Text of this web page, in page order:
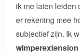
ik me laten leiden
er rekening mee
subjectief zijn. Ik